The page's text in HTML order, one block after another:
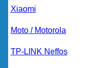
Xiaomi
Moto / Motorola
TP-LINK Neffos